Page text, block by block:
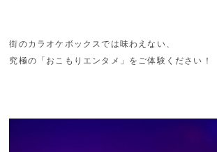
街のカラオケボックスでは味わえない、
究極の「おこもりエンタメ」をご体験ください！